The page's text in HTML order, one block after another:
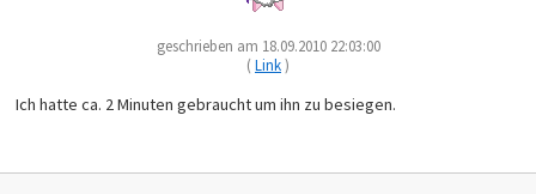
geschrieben am 18.09.2010 22:03:00
(Link)
Ich hatte ca. 2 Minuten gebraucht um ihn zu besiegen.